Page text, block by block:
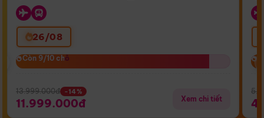
26/08
Còn 9/10 chỗ
Còn 9/10 chỗ
13.999.000đ -14%
11.999.000đ Xem chi tiết